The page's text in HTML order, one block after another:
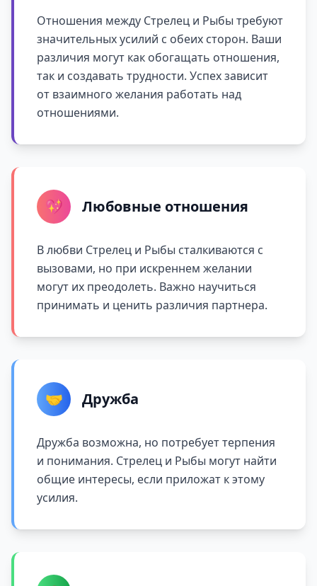
Отношения между Стрелец и Рыбы требуют
значительных усилий с обеих сторон. Ваши
различия могут как обогащать отношения,
так и создавать трудности. Успех зависит
от взаимного желания работать над
отношениями.
💖 Любовные отношения
В любви Стрелец и Рыбы сталкиваются с
вызовами, но при искреннем желании
могут их преодолеть. Важно научиться
принимать и ценить различия партнера.
🤝 Дружба
Дружба возможна, но потребует терпения
и понимания. Стрелец и Рыбы могут найти
общие интересы, если приложат к этому
усилия.